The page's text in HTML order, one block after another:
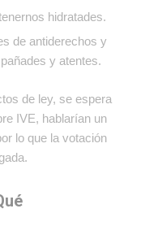
hidratades.
de antiderechos y
y atentes.
de ley, se espera
IVE, hablarían un
lo que la votación